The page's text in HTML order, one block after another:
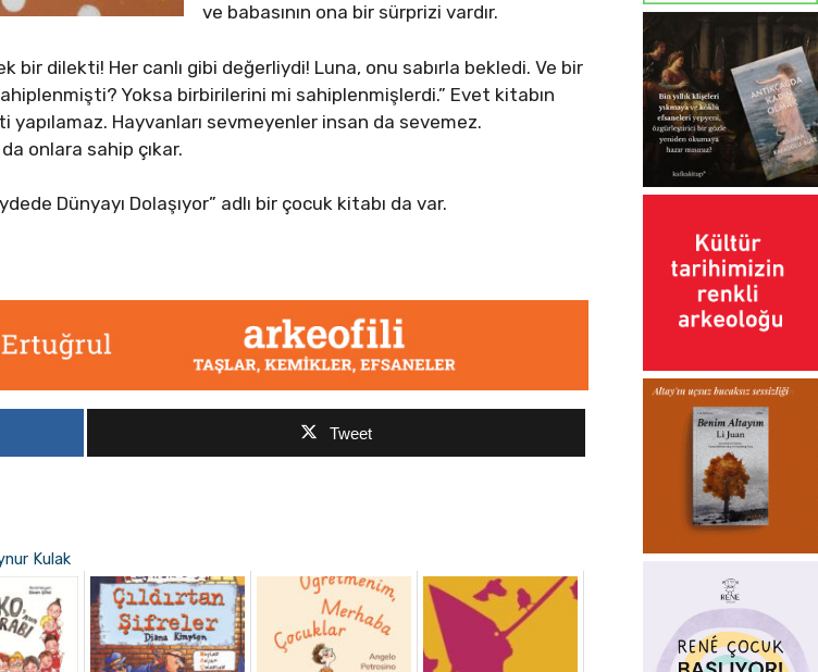
ve babasının ona bir sürprizi vardır.
bir dilekti! Her canlı gibi değerliydi! Luna, onu sabırla bekledi. Ve bir
Yoksa birbirilerini mi sahiplenmişlerdi.” Evet kitabın
Hayvanları sevmeyenler insan da sevemez.
onlara sahip çıkar.
Dünyayı Dolaşıyor” adlı bir çocuk kitabı da var.
Tweet
Kulak